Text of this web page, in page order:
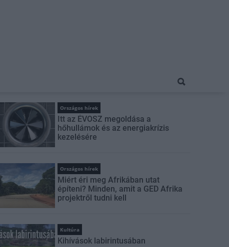
Országos hírek
Itt az ÉVOSZ megoldása a
hőhullámok és az energiakrízis
kezelésére
Országos hírek
Miért éri meg Afrikában utat
építeni? Minden, amit a GED Afrika
projektről tudni kell
Kultúra
Kihívások labirintusában